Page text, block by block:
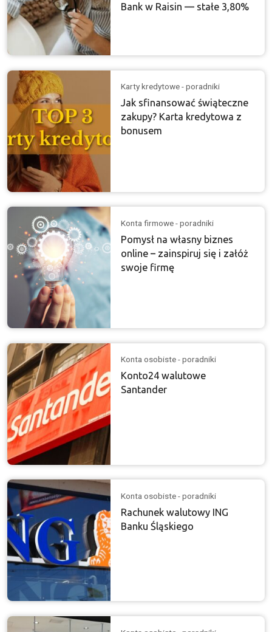
Bank w Raisin — stałe 3,80%
Karty kredytowe - poradniki
Jak sfinansować świąteczne
zakupy? Karta kredytowa z
bonusem
Konta firmowe - poradniki
Pomysł na własny biznes
online – zainspiruj się i załóż
swoje firmę
Konta osobiste - poradniki
Konto24 walutowe
Santander
Konta osobiste - poradniki
Rachunek walutowy ING
Banku Śląskiego